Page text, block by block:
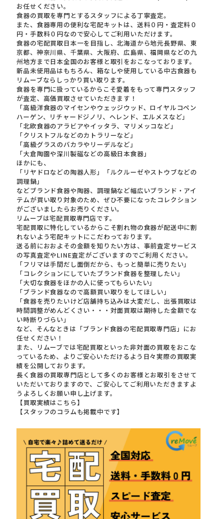
お任せください。
食器の買取を専門とするスタッフによる丁寧査定。
また、食器専用の便利な宅配キットは、送料０円・査定料０
円・手数料０円なので安心してご利用いただけます。
食器の宅配買取日本一を目指し、北海道から地元長野県、東
京都、神奈川県、千葉県、大阪府、広島県、福岡県などの九
州地方まで日本全国のお客様と取引をおこなっております。
新品未使用品はもちろん、箱なしや使用している中古食器も
リムーブならしっかり買い取ります。
食器を専門に扱っているからこそ愛着をもって専門スタッフ
が査定、高価買取させていただきます！
「高級洋食器のマイセンやウェッジウッド、ロイヤルコペン
ハーゲン、リチャードジノリ、ヘレンド、エルメスなど」
「北欧食器のアラビアやイッタラ、マリメッコなど」
「クリストフルなどのカトラリーなど」
「高級グラスのバカラやリーデルなど」
「大倉陶園や深川製磁などの高級日本食器」
ほかにも、
「リヤドロなどの陶器人形」「ルクルーゼやストウブなどの
調理鍋」
などブランド食器や陶器、調理鍋など幅広いブランド・アイ
テムが買い取り対象のため、ぜひ不要になったコレクション
がございましたらお売りください。
リムーブは宅配買取専門店です。
宅配買取に特化しているからこそ割れ物の食器が配送中に割
れないよう宅配キットにこだわっております。
送る前におおよその金額を知りたい方は、事前査定サービス
の写真査定やLINE査定がございますのでご利用ください。
「フリマは手間だし面倒だから、もっと簡単に売りたい」
「コレクションにしていたブランド食器を整理したい」
「大切な食器をほかの人に使ってもらいたい」
「ブランド食器なので高額買い取りをしてほしい」
「食器を売りたいけど店舗持ち込みは大変だし、出張買取は
時間調整がめんどくさい・・・対面買取は期待した金額でな
い時断りづらい」
など、そんなときは「ブランド食器の宅配買取専門店」にお
任せください！
また、リムーブでは宅配買取といった非対面の買取をおこな
っているため、よりご安心いただけるよう日々実際の買取実
績を公開しております。
長く食器の買取専門店として多くのお客様とお取引をさせて
いただいておりますので、ご安心してご利用いただきますよ
うよろしくお願い申し上げます。
【買取実績はこちら】
【スタッフのコラムも掲載中です】